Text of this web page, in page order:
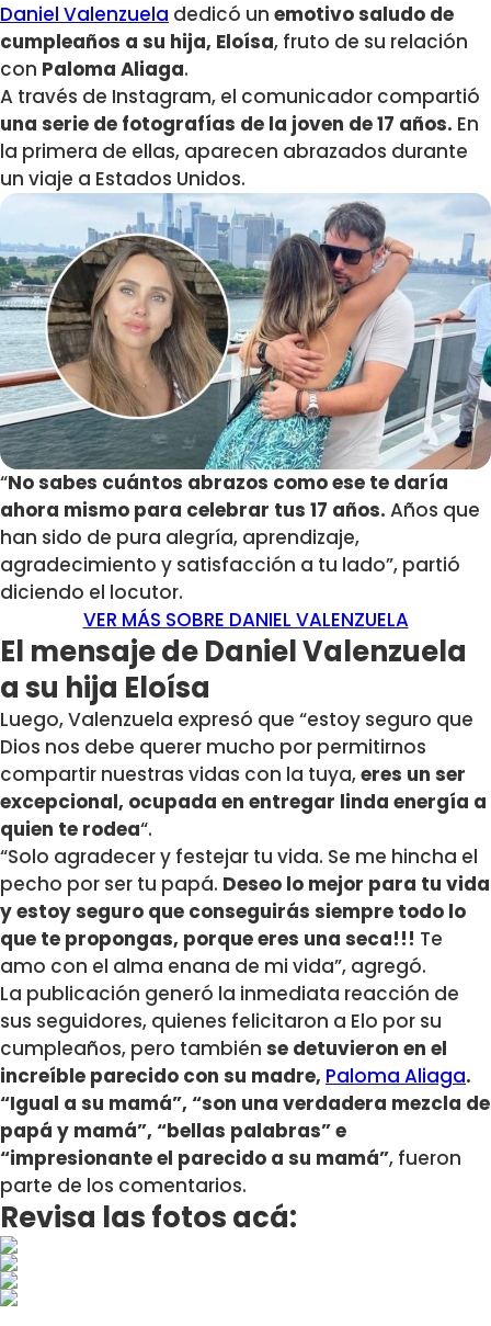
Daniel Valenzuela dedicó un emotivo saludo de
cumpleaños a su hija, Eloísa, fruto de su relación
con Paloma Aliaga.
A través de Instagram, el comunicador compartió
una serie de fotografías de la joven de 17 años. En
la primera de ellas, aparecen abrazados durante
un viaje a Estados Unidos.
“No sabes cuántos abrazos como ese te daría
ahora mismo para celebrar tus 17 años. Años que
han sido de pura alegría, aprendizaje,
agradecimiento y satisfacción a tu lado”, partió
diciendo el locutor.
VER MÁS SOBRE DANIEL VALENZUELA
El mensaje de Daniel Valenzuela
a su hija Eloísa
Luego, Valenzuela expresó que “estoy seguro que
Dios nos debe querer mucho por permitirnos
compartir nuestras vidas con la tuya,eres un ser
excepcional, ocupada en entregar linda energía a
quien te rodea“.
“Solo agradecer y festejar tu vida. Se me hincha el
pecho por ser tu papá. Deseo lo mejor para tu vida
y estoy seguro que conseguirás siempre todo lo
que te propongas, porque eres una seca!!! Te
amo con el alma enana de mi vida”, agregó.
La publicación generó la inmediata reacción de
sus seguidores, quienes felicitaron a Elo por su
cumpleaños, pero también se detuvieron en el
increíble parecido con su madre, Paloma Aliaga.
“Igual a su mamá”, “son una verdadera mezcla de
papá y mamá”, “bellas palabras” e
“impresionante el parecido a su mamá”, fueron
parte de los comentarios.
Revisa las fotos acá: